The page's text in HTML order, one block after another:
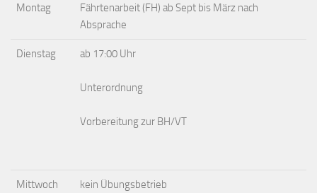
Montag
Fährtenarbeit (FH) ab Sept bis März nach
Absprache
Dienstag ab 17:00 Uhr
Unterordnung
Vorbereitung zur BH/VT
Mittwoch kein Übungsbetrieb